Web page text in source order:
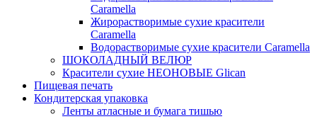
Caramella
Жирорастворимые сухие красители
Caramella
Водорастворимые сухие красители Caramella
ШОКОЛАДНЫЙ ВЕЛЮР
Красители сухие НЕОНОВЫЕ Glican
Пищевая печать
Кондитерская упаковка
Ленты атласные и бумага тишью